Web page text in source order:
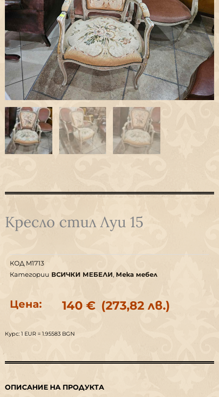
Кресло стил Луи 15
КОД M1713
Категории ВСИЧКИ МЕБЕЛИ, Мека мебел
Цена: 140 € (273,82 лв.)
Курс: 1 EUR = 1.95583 BGN
ОПИСАНИЕ НА ПРОДУКТА